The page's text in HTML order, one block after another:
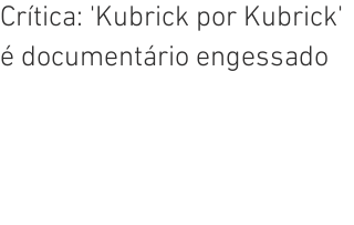
Crítica: 'Kubrick por Kubrick'
é documentário engessado